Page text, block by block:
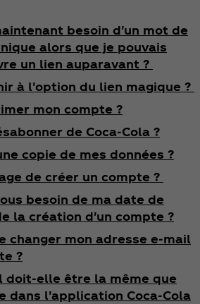
besoin d'un mot de
alors que je pouvais
un lien auparavant ?
à l'option du lien magique ?
mon compte ?
de Coca‑Cola ?
copie de mes données ?
de créer un compte ?
besoin de ma date de
la création d'un compte ?
changer mon adresse e-mail
?
doit-elle être la même que
dans l'application Coca‑Cola